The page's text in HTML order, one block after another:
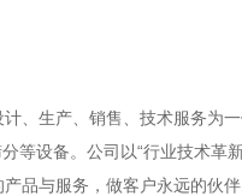
、生产、销售、技术服务为
设备。公司以“行业技术革新
品与服务，做客户永远的伙伴